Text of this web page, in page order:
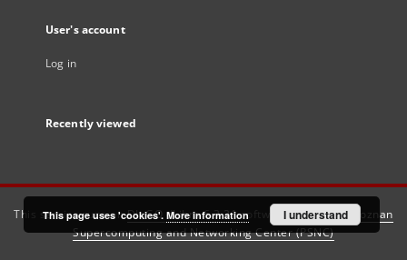
User's account
Log in
Recently viewed
This service runs onDInGO dLibra 6.3.21software created by
Poznan
Supercomputing and Networking Center (PSNC)
This page uses 'cookies'. More information I understand